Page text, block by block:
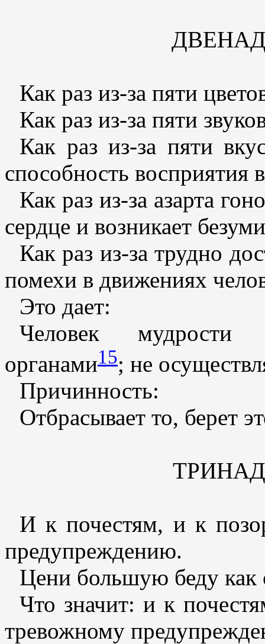
Как раз из-за пяти
Как раз из-за пяти
Как раз из-за пяти
способность
Как раз из-за азарта
сердце и возникает
Как раз из-за трудно
помехи в движениях
Это дает:
Человек мудрости
органами15; не
Причинность:
Отбрасывает то, берет
И к почестям, и к
предупреждению.
Цени большую беду как
Что значит: и к
тревожному